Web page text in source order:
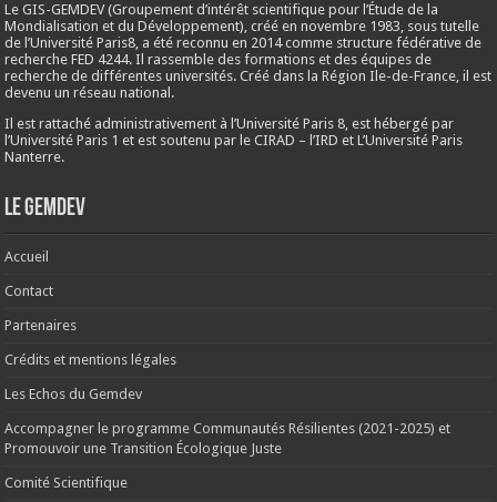
Le GIS-GEMDEV (Groupement d’intérêt scientifique pour l’Étude de la
Mondialisation et du Développement), créé ennovembre 1983, sous tutelle
de l’Université Paris8, a été reconnu en 2014 comme structure fédérative de
recherche FED 4244. Il rassemble des formations et des équipes de
recherche de différentes universités. Créé dans la Région Ile-de-France, il est
devenu un réseau national.
Il est rattaché administrativement à l’Université Paris 8, est hébergé par
l’Université Paris 1 et est soutenu par le CIRAD – l’IRD et L’Université Paris
Nanterre.
Le Gemdev
Accueil
Contact
Partenaires
Crédits et mentions légales
Les Echos du Gemdev
Accompagner le programme Communautés Résilientes (2021-2025) et
Promouvoir une Transition Écologique Juste
Comité Scientifique